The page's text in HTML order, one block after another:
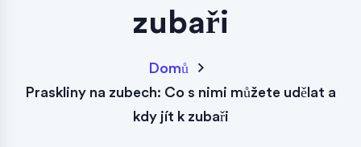
zubaři
Domů
Praskliny na zubech: Co s nimi můžete udělat a
kdy jít k zubaři